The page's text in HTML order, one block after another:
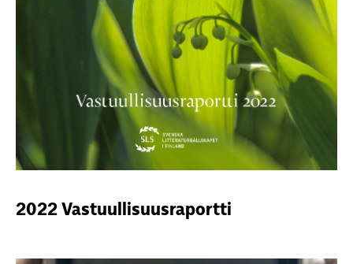
2022 Vastuullisuusraportti